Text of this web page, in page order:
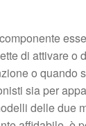
di attivare o
o quando
sia per
delle due